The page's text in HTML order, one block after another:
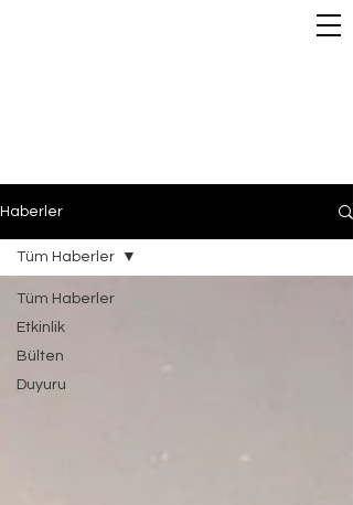
Haberler
Tüm Haberler
Etkinlik
Bülten
Duyuru
Tüm Haberler